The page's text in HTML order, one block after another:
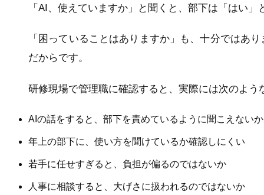
「AI、使えていますか」と聞くと、部下は「はい
「困っていることはありますか」も、十分ではあ
だからです。
研修現場で管理職に確認すると、実際には次のよう
AIの話をすると、部下を責めているように聞こえないか
年上の部下に、使い方を聞けているか確認しにくい
若手に任せすぎると、負担が偏るのではないか
人事に相談すると、大げさに扱われるのではないか